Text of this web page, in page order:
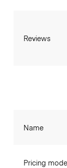
Reviews
Name
Pricing